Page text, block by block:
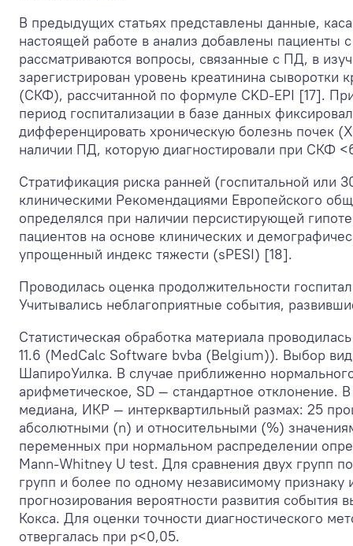
В предыдущих статьях представлены данные,
настоящей работе в анализ добавлены пациенты
рассматриваются вопросы, связанные с ПД, в
зарегистрирован уровень креатинина сыворотки
(СКФ), рассчитанной по формуле CKD-EPI [17].
период госпитализации в базе данных
дифференцировать хроническую болезнь почек
наличии ПД, которую диагностировали при СКФ
Стратификация риска ранней (госпитальной или
клиническими Рекомендациями Европейского
определялся при наличии персистирующей
пациентов на основе клинических и
упрощенный индекс тяжести (sPESI) [18].
Проводилась оценка продолжительности
Учитывались неблагоприятные события,
Статистическая обработка материала
11.6 (MedCalc Software bvba (Belgium)). Выбор
ШапироУилка. В случае приближенно
арифметическое, SD — стандартное
медиана, ИКР — интерквартильный размах: 25
абсолютными (n) и относительными (%)
переменных при нормальном распределении
Mann-Whitney U test. Для сравнения двух групп
групп и более по одному независимому
прогнозирования вероятности развития
Кокса. Для оценки точности диагностического
отвергалась при р<0,05.